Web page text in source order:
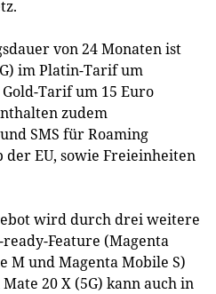
von 24 Monaten ist
im Platin-Tarif um
Tarif um 15 Euro
zudem
SMS für Roaming
EU, sowie Freieinheiten
wird durch drei weitere
Feature (Magenta
M und Magenta Mobile S)
20 X (5G) kann auch in